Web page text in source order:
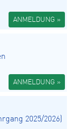
ANMELDUNG »
ANMELDUNG »
2025/2026)